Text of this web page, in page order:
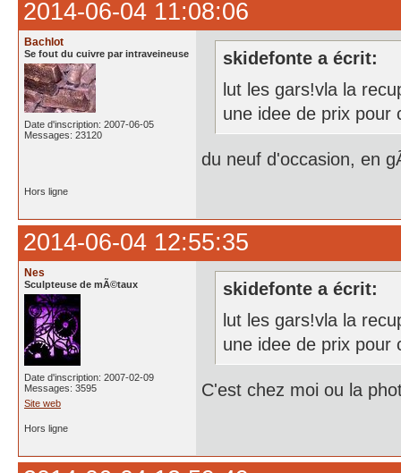
2014-06-04 11:08:06
Bachlot
Se fout du cuivre par intraveineuse
Date d'inscription: 2007-06-05
Messages: 23120
skidefonte a écrit:
lut les gars!vla la
une idee de prix pour
du neuf d'occasion, en
Hors ligne
2014-06-04 12:55:35
Nes
Sculpteuse de mÃ©taux
Date d'inscription: 2007-02-09
Messages: 3595
Site web
skidefonte a écrit:
lut les gars!vla la
une idee de prix pour
C'est chez moi ou la
Hors ligne